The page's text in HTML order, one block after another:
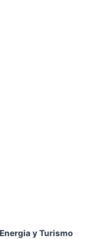
y Turismo